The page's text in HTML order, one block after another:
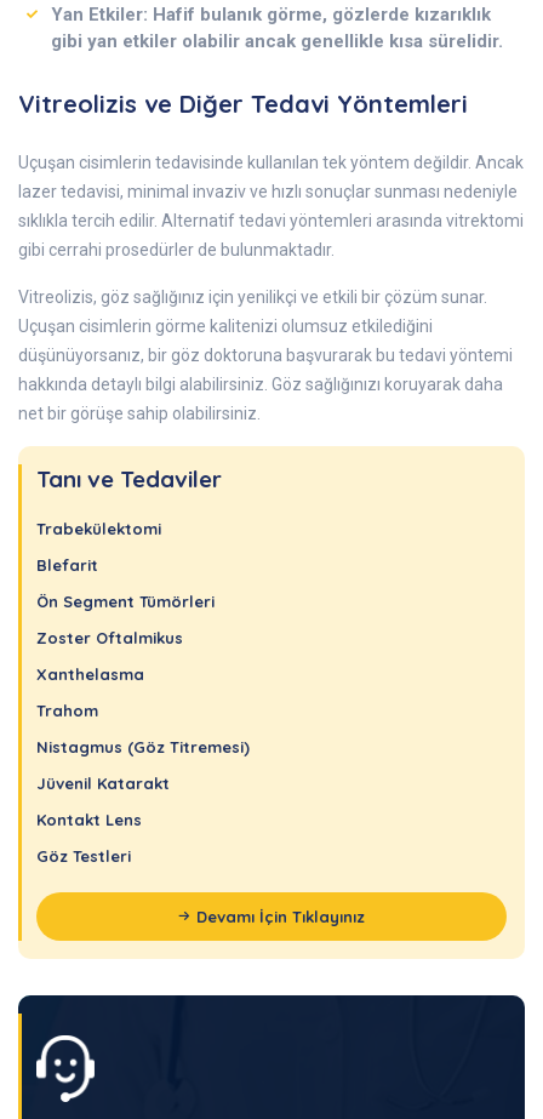
Yan Etkiler: Hafif bulanık görme, gözlerde kızarıklık
gibi yan etkiler olabilir ancak genellikle kısa sürelidir.
Vitreolizis ve Diğer Tedavi Yöntemleri
Uçuşan cisimlerin tedavisinde kullanılan tek yöntem değildir. Ancak
lazer tedavisi, minimal invaziv ve hızlı sonuçlar sunması nedeniyle
sıklıkla tercih edilir. Alternatif tedavi yöntemleri arasında vitrektomi
gibi cerrahi prosedürler de bulunmaktadır.
Vitreolizis, göz sağlığınız için yenilikçi ve etkili bir çözüm sunar.
Uçuşan cisimlerin görme kalitenizi olumsuz etkilediğini
düşünüyorsanız, bir göz doktoruna başvurarak bu tedavi yöntemi
hakkında detaylı bilgi alabilirsiniz. Göz sağlığınızı koruyarak daha
net bir görüşe sahip olabilirsiniz.
Tanı ve Tedaviler
Trabekülektomi
Blefarit
Ön Segment Tümörleri
Zoster Oftalmikus
Xanthelasma
Trahom
Nistagmus (Göz Titremesi)
Jüvenil Katarakt
Kontakt Lens
Göz Testleri
Devamı İçin Tıklayınız